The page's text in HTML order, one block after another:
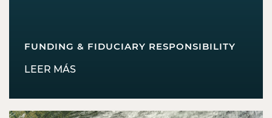
FUNDING & FIDUCIARY RESPONSIBILITY
LEER MÁS